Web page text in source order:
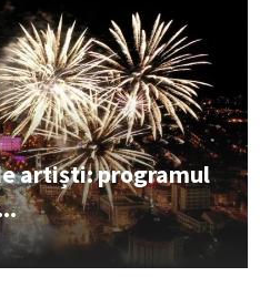
artiști: programul